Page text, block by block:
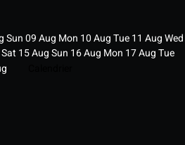
Sun09Aug Mon 10AugTue11 AugWed
Sat 15AugSun 16Aug Mon 17AugTue